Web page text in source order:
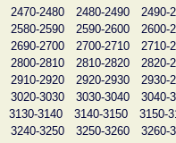
2470-2480 2480-2490 2490-
2580-2590 2590-2600 2600-
2690-2700 2700-2710 2710-
2800-2810 2810-2820 2820-
2910-2920 2920-2930 2930-
3020-3030 3030-3040 3040-
3130-3140 3140-3150 3150-
3240-3250 3250-3260 3260-